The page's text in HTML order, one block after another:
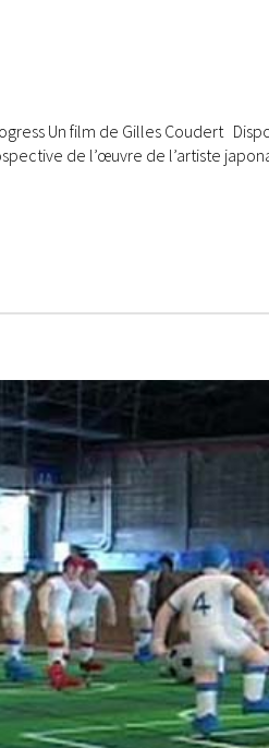
Un film de Gilles Coudert
de l’œuvre de l’artiste